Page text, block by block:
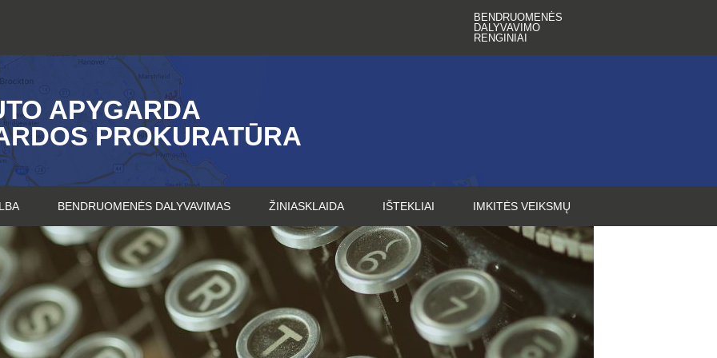
BENDRUOMENĖS
DALYVAVIMO
RENGINIAI
APYGARDA
PROKURATŪRA
BENDRUOMENĖS DALYVAVIMAS ŽINIASKLAIDA IŠTEKLIAI IMKITĖS VEIKSMŲ